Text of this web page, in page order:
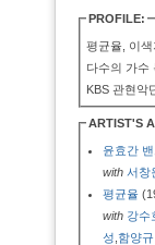
PROFILE:
평균율, 이
다수의 가수
KBS 관현악
ARTIST'S
윤효간 밴
with 서창
평균율
with 강수
성 함양규